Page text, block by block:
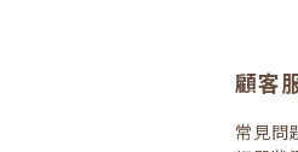
顧客
常見問